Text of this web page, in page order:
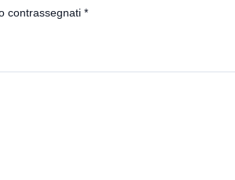
contrassegnati *